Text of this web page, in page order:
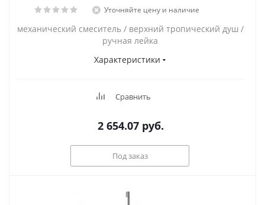
Уточняйте цену и наличие
механический смеситель / верхний тропический душ /
ручная лейка
Характеристики
Сравнить
2 654.07руб.
Под заказ